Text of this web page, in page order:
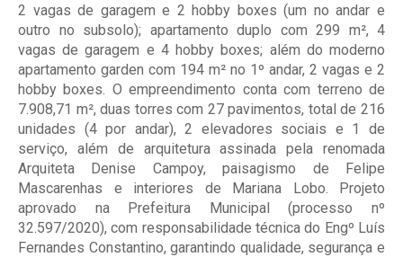
2 vagas de garagem e 2 hobby boxes (um no andar e
outro no subsolo); apartamento duplo com 299 m², 4
vagas de garagem e 4 hobby boxes; além do moderno
apartamento garden com 194 m² no 1º andar, 2 vagas e 2
hobby boxes. O empreendimento conta com terreno de
7.908,71 m², duas torres com 27 pavimentos, total de 216
unidades (4 por andar), 2 elevadores sociais e 1 de
serviço, além de arquitetura assinada pela renomada
Arquiteta Denise Campoy, paisagismo de Felipe
Mascarenhas e interiores de Mariana Lobo. Projeto
aprovado na Prefeitura Municipal (processo nº
32.597/2020), com responsabilidade técnica do Engº Luís
Fernandes Constantino, garantindo qualidade, segurança e